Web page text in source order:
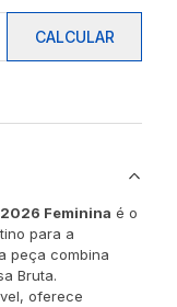
CALCULAR
Feminina é o
para a
peça combina
Bruta.
oferece